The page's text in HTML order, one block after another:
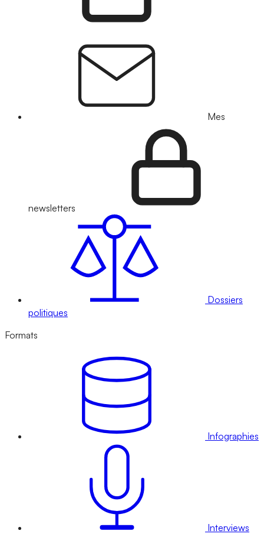
Mes
newsletters
Dossiers
politiques
Formats
Infographies
Interviews